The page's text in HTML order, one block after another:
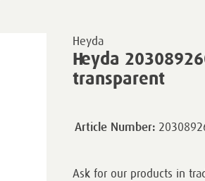
Heyda
Heyda
transparent
Article Number:
Ask for our products in